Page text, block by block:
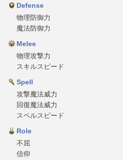
Defense
物理防御力
魔法防御力
Melee
物理攻撃力
スキルスピード
Spell
攻撃魔法威力
回復魔法威力
スペルスピード
Role
不屈
信仰